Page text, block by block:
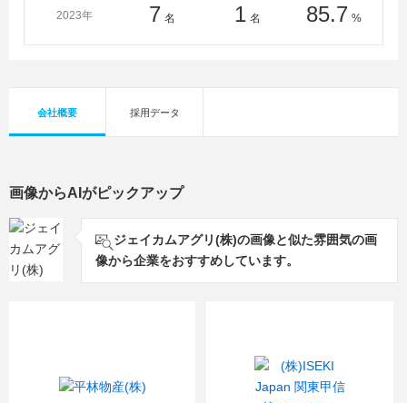
2023年 7 名 1 名 85.7 %
会社概要 採用データ
画像からAIがピックアップ
ジェイカムアグリ(株)の画像と似た雰囲気の画
像から企業をおすすめしています。